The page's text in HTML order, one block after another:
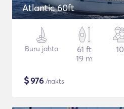
Atlantic 60ft
Buru jahta
61 ft
19 m
10
$976 /nakts